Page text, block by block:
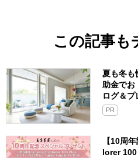
この記事も
夏も冬も
助金でお
ログ＆プ
PR
【10周
lorer